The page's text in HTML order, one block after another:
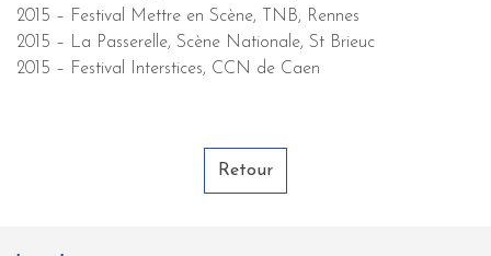
2015 – Festival Mettre en Scène, TNB, Rennes
2015 – La Passerelle, Scène Nationale, St Brieuc
2015 – Festival Interstices, CCN de Caen
Retour